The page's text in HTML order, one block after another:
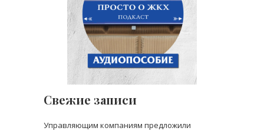
Свежие записи
Управляющим компаниям предложили